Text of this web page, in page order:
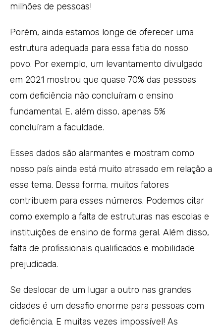
milhões de pessoas!
Porém, ainda estamos longe de oferecer uma
estrutura adequada para essa fatia do nosso
povo. Por exemplo, um levantamento divulgado
em 2021 mostrou que quase 70% das pessoas
com deficiência não concluíram o ensino
fundamental. E, além disso, apenas 5%
concluíram a faculdade.
Esses dados são alarmantes e mostram como
nosso país ainda está muito atrasado em relação a
esse tema. Dessa forma, muitos fatores
contribuem para esses números. Podemos citar
como exemplo a falta de estruturas nas escolas e
instituições de ensino de forma geral. Além disso,
falta de profissionais qualificados e mobilidade
prejudicada.
Se deslocar de um lugar a outro nas grandes
cidades é um desafio enorme para pessoas com
deficiência. E muitas vezes impossível! As